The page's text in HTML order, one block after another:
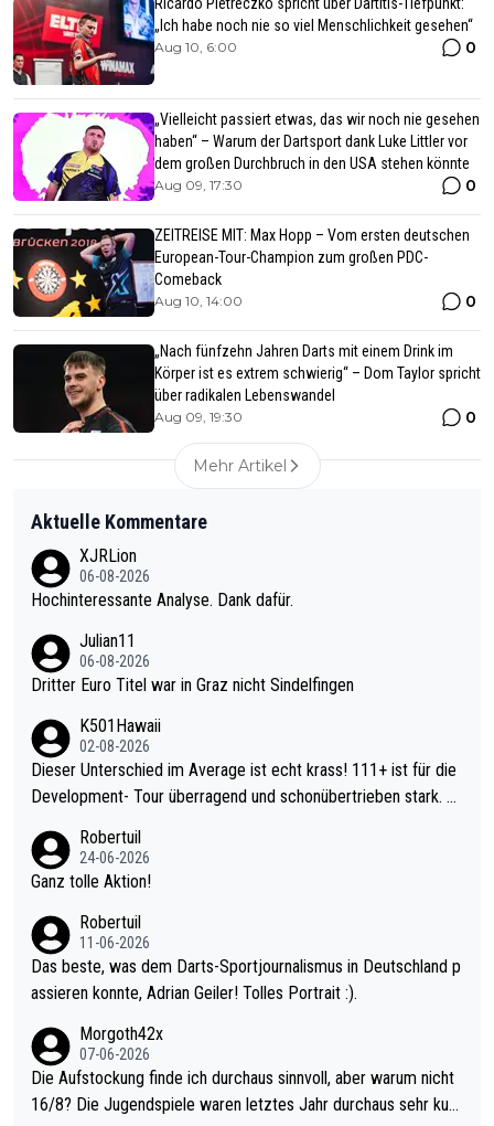
„Ich habe noch nie so viel Menschlichkeit gesehen“
Aug 10, 6:00 0
„Vielleicht passiert etwas, das wir noch nie gesehen
haben“ – Warum der Dartsport dank Luke Littler vor
dem großen Durchbruch in den USA stehen könnte
Aug 09, 17:30 0
ZEITREISE MIT: Max Hopp – Vom ersten deutschen
European-Tour-Champion zum großen PDC-
Comeback
Aug 10, 14:00 0
„Nach fünfzehn Jahren Darts mit einem Drink im
Körper ist es extrem schwierig“ – Dom Taylor spricht
über radikalen Lebenswandel
Aug 09, 19:30 0
Mehr Artikel
Aktuelle Kommentare
XJRLion
06-08-2026
Hochinteressante Analyse. Dank dafür.
Julian11
06-08-2026
Dritter Euro Titel war in Graz nicht Sindelfingen
K501Hawaii
02-08-2026
Dieser Unterschied im Average ist echt krass! 111+ ist für die
Development- Tour überragend und schonübertrieben stark. U
mal 40+ erst recht. Da gewinnst keinen Blumentopf - ist ja noc
h krasser wie ein Pokalspiel eines Kreisligisten vs einem Bund
Robertuil
24-06-2026
Ganz tolle Aktion!
Robertuil
11-06-2026
Das beste, was dem Darts-Sportjournalismus in Deutschland p
assieren konnte, Adrian Geiler! Tolles Portrait :).
Morgoth42x
07-06-2026
Die Aufstockung finde ich durchaus sinnvoll, aber warum nicht
16/8? Die Jugendspiele waren letztes Jahr durchaus sehr kurz